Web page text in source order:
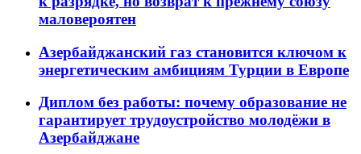
маловероятен
Азербайджанский газ становится ключом к
энергетическим амбициям Турции в Европе
Диплом без работы: почему образование не
гарантирует трудоустройство молодёжи в
Азербайджане